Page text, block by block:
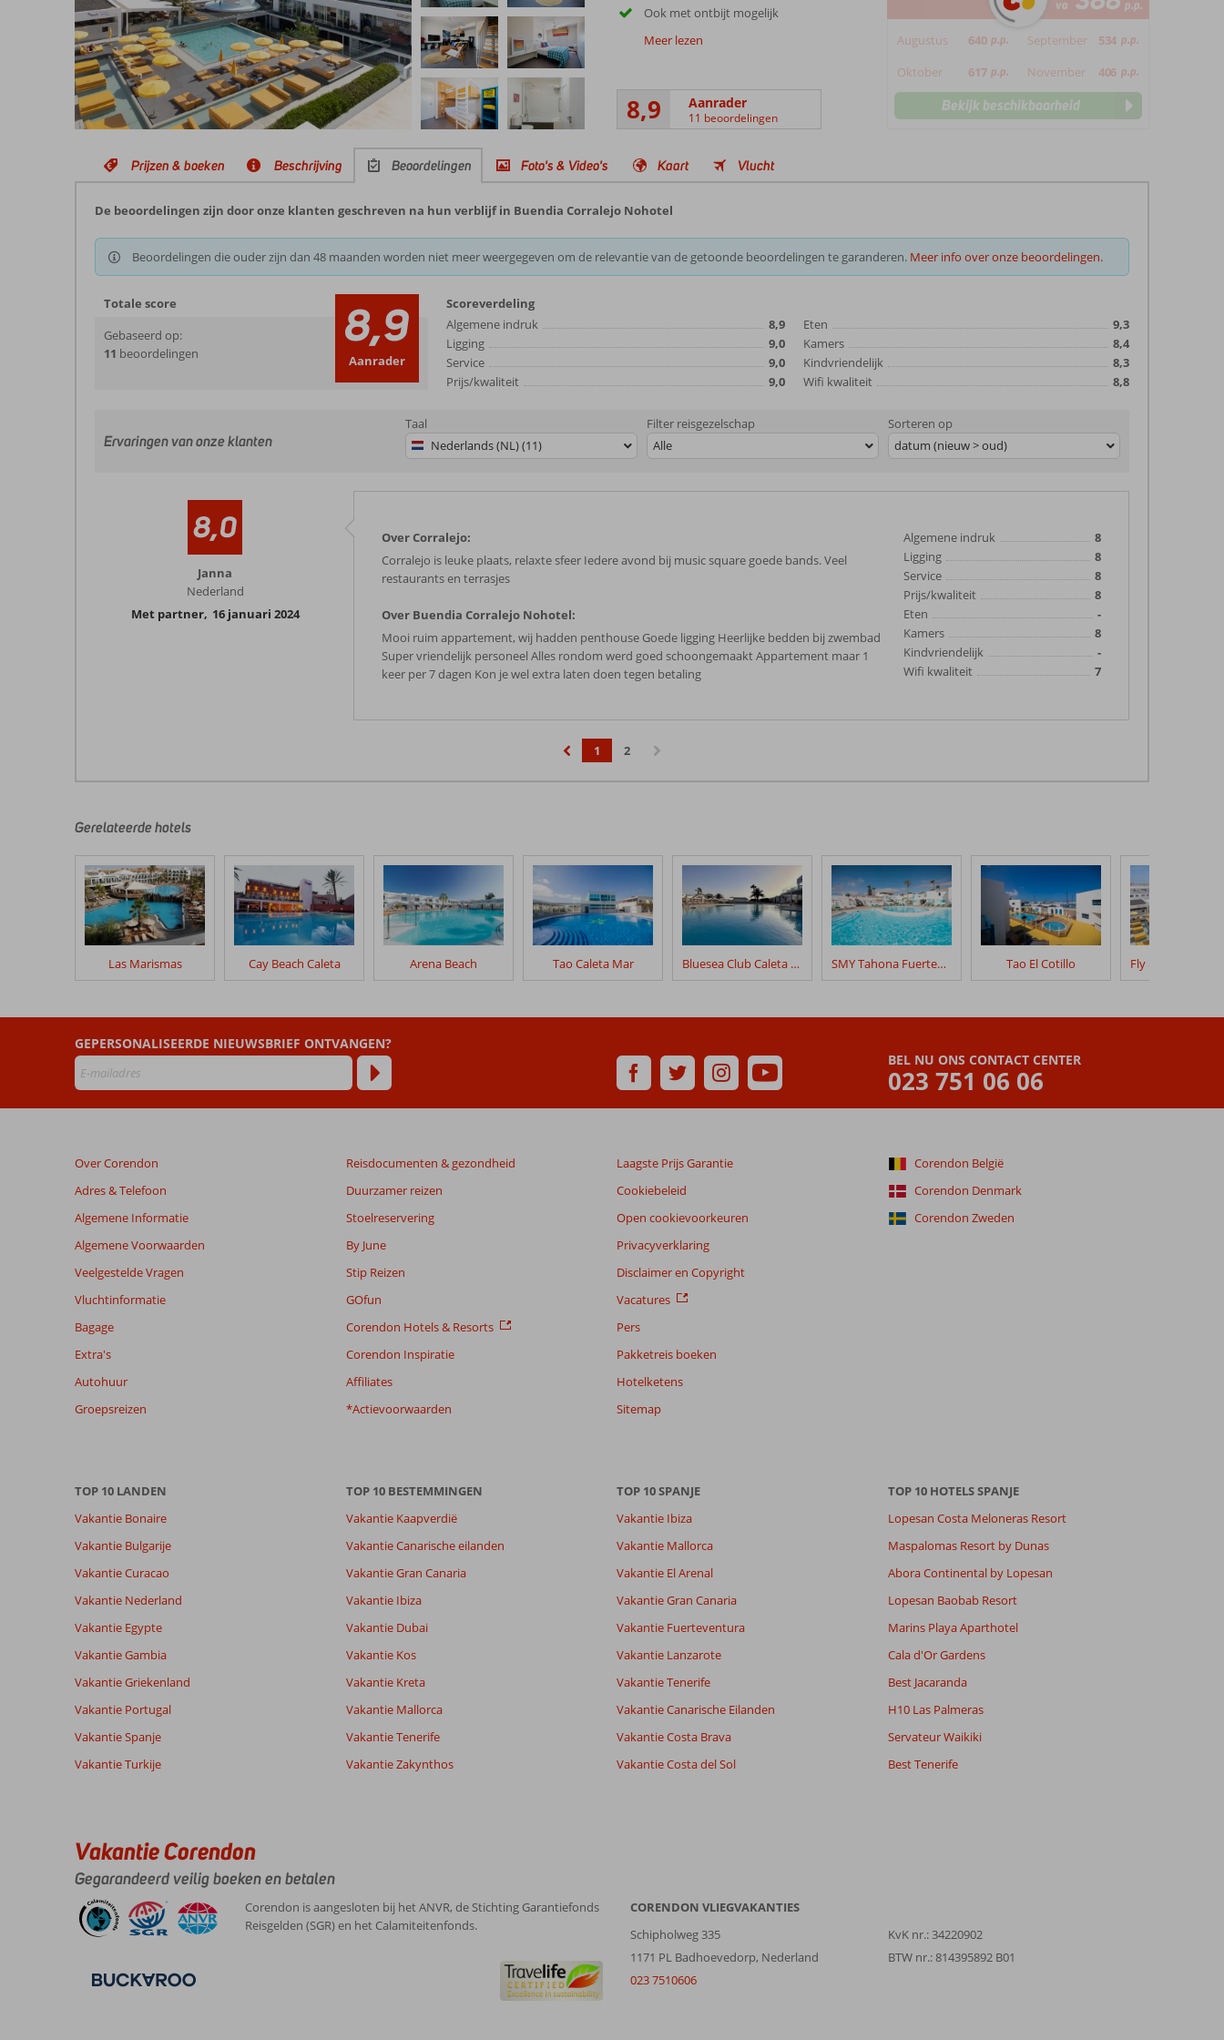
Ook met ontbijt mogelijk
Meer lezen
8,9 Aanrader
11 beoordelingen
va p.p.
Augustus 640 p.p. September 534 p.p.
Oktober 617 p.p. November 406 p.p.
Bekijk beschikbaarheid
Prijzen & boeken Beschrijving Beoordelingen Foto's & Video's Kaart Vlucht
De beoordelingen zijn door onze klanten geschreven na hun verblijf in Buendia Corralejo Nohotel
Beoordelingen die ouder zijn dan 48 maanden worden niet meer weergegeven om de relevantie van de getoonde beoordelingen te garanderen. Meer info over onze beoordelingen.
Totale score
Gebaseerd op:
11 beoordelingen 8,9
Aanrader
Scoreverdeling
Algemene indruk
8,9
Ligging
9,0
Service
9,0
Prijs/kwaliteit
9,0
Eten
9,3
Kamers
8,4
Kindvriendelijk
8,3
Wifi kwaliteit
8,8
Ervaringen van onze klanten
Taal
Nederlands (NL) (11)
Filter reisgezelschap
Alle
Sorteren op
datum (nieuw > oud)
8,0
Janna
Nederland
Met partner, 16 januari 2024
Over Corralejo:
Corralejo is leuke plaats, relaxte sfeer Iedere avond bij music square goede bands. Veel
restaurants en terrasjes
Over Buendia Corralejo Nohotel:
Mooi ruim appartement, wij hadden penthouse Goede ligging Heerlijke bedden bij zwembad
Super vriendelijk personeel Alles rondom werd goed schoongemaakt Appartement maar 1
keer per 7 dagen Kon je wel extra laten doen tegen betaling
Algemene indruk
8
Ligging
8
Service
8
Prijs/kwaliteit
8
Eten
-
Kamers
8
Kindvriendelijk
-
Wifi kwaliteit
7
1
2
Gerelateerde hotels
Las Marismas Cay Beach Caleta Arena Beach Tao Caleta Mar Bluesea Club Caleta Dorada (ex. Club Caleta Dorada) SMY Tahona Fuerteventura Tao El Cotillo
BEL NU ONS CONTACT CENTER
023 751 06 06
GEPERSONALISEERDE NIEUWSBRIEF ONTVANGEN?
Over Corendon
Adres & Telefoon
Algemene Informatie
Algemene Voorwaarden
Veelgestelde Vragen
Vluchtinformatie
Bagage
Extra's
Autohuur
Groepsreizen
Reisdocumenten & gezondheid
Duurzamer reizen
Stoelreservering
By June
Stip Reizen
GOfun
Corendon Hotels & Resorts
Corendon Inspiratie
Affiliates
*Actievoorwaarden
Laagste Prijs Garantie
Cookiebeleid
Open cookievoorkeuren
Privacyverklaring
Disclaimer en Copyright
Vacatures
Pers
Pakketreis boeken
Hotelketens
Sitemap
Corendon België
Corendon Denmark
Corendon Zweden
TOP 10 LANDEN
Vakantie Bonaire
Vakantie Bulgarije
Vakantie Curacao
Vakantie Nederland
Vakantie Egypte
Vakantie Gambia
Vakantie Griekenland
Vakantie Portugal
Vakantie Spanje
Vakantie Turkije
TOP 10 BESTEMMINGEN
Vakantie Kaapverdië
Vakantie Canarische eilanden
Vakantie Gran Canaria
Vakantie Ibiza
Vakantie Dubai
Vakantie Kos
Vakantie Kreta
Vakantie Mallorca
Vakantie Tenerife
Vakantie Zakynthos
TOP 10 SPANJE
Vakantie Ibiza
Vakantie Mallorca
Vakantie El Arenal
Vakantie Gran Canaria
Vakantie Fuerteventura
Vakantie Lanzarote
Vakantie Tenerife
Vakantie Canarische Eilanden
Vakantie Costa Brava
Vakantie Costa del Sol
TOP 10 HOTELS SPANJE
Lopesan Costa Meloneras Resort
Maspalomas Resort by Dunas
Abora Continental by Lopesan
Lopesan Baobab Resort
Marins Playa Aparthotel
Cala d'Or Gardens
Best Jacaranda
H10 Las Palmeras
Servateur Waikiki
Best Tenerife
Vakantie Corendon
Gegarandeerd veilig boeken en betalen
Corendon is aangesloten bij het ANVR, de Stichting Garantiefonds
Reisgelden (SGR) en het Calamiteitenfonds.
CORENDON VLIEGVAKANTIES
Schipholweg 335
1171 PL Badhoevedorp, Nederland
023 7510606
KvK nr.: 34220902
BTW nr.: 814395892 B01